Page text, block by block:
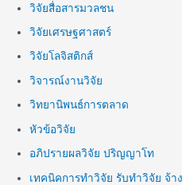
วิจัยสื่อสารมวลชน
วิจัยเศรษฐศาสตร์
วิจัยโลจิสติกส์
วิจารณ์งานวิจัย
วิทยานิพนธ์การตลาด
หัวข้อวิจัย
อภิปรายผลวิจัย ปริญญาโท
เทคนิคการทำวิจัย รับทำวิจัย จ้า